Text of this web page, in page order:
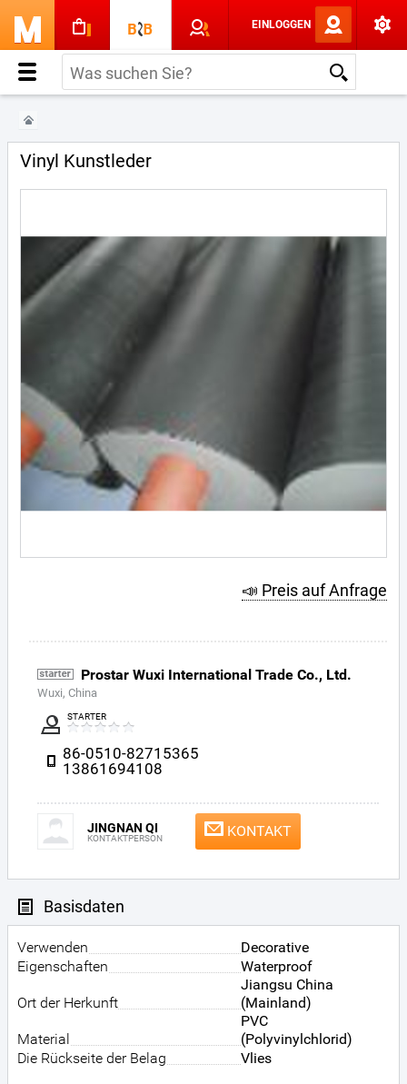
EINLOGGEN
Vinyl Kunstleder
📣 Preis auf Anfrage
Prostar Wuxi International Trade Co., Ltd.
Wuxi, China
STARTER
86-0510-82715365
13861694108
JINGNAN QI
KONTAKTPERSON KONTAKT
Basisdaten
Verwenden
Decorative
Eigenschaften
Waterproof
Ort der Herkunft
Jiangsu China
(Mainland)
Material
PVC
(Polyvinylchlorid)
Die Rückseite der Belag
Vlies